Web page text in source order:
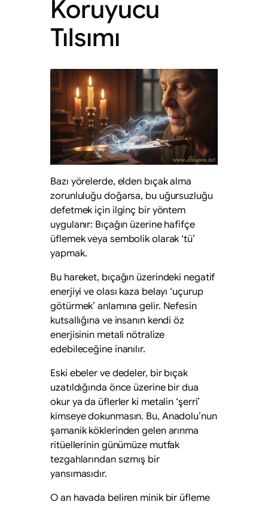
Koruyucu
Tılsımı
Bazı yörelerde, elden bıçak alma
zorunluluğu doğarsa, bu uğursuzluğu
defetmek için ilginç bir yöntem
uygulanır: Bıçağın üzerine hafifçe
üflemek veya sembolik olarak ‘tü’
yapmak.
Bu hareket, bıçağın üzerindeki negatif
enerjiyi ve olası kaza belayı ‘uçurup
götürmek’ anlamına gelir. Nefesin
kutsallığına ve insanın kendi öz
enerjisinin metali nötralize
edebileceğine inanılır.
Eski ebeler ve dedeler, bir bıçak
uzatıldığında önce üzerine bir dua
okur ya da üflerler ki metalin ‘şerri’
kimseye dokunmasın. Bu, Anadolu’nun
şamanik köklerinden gelen arınma
ritüellerinin günümüze mutfak
tezgahlarından sızmış bir
yansımasıdır.
O an havada beliren minik bir üfleme